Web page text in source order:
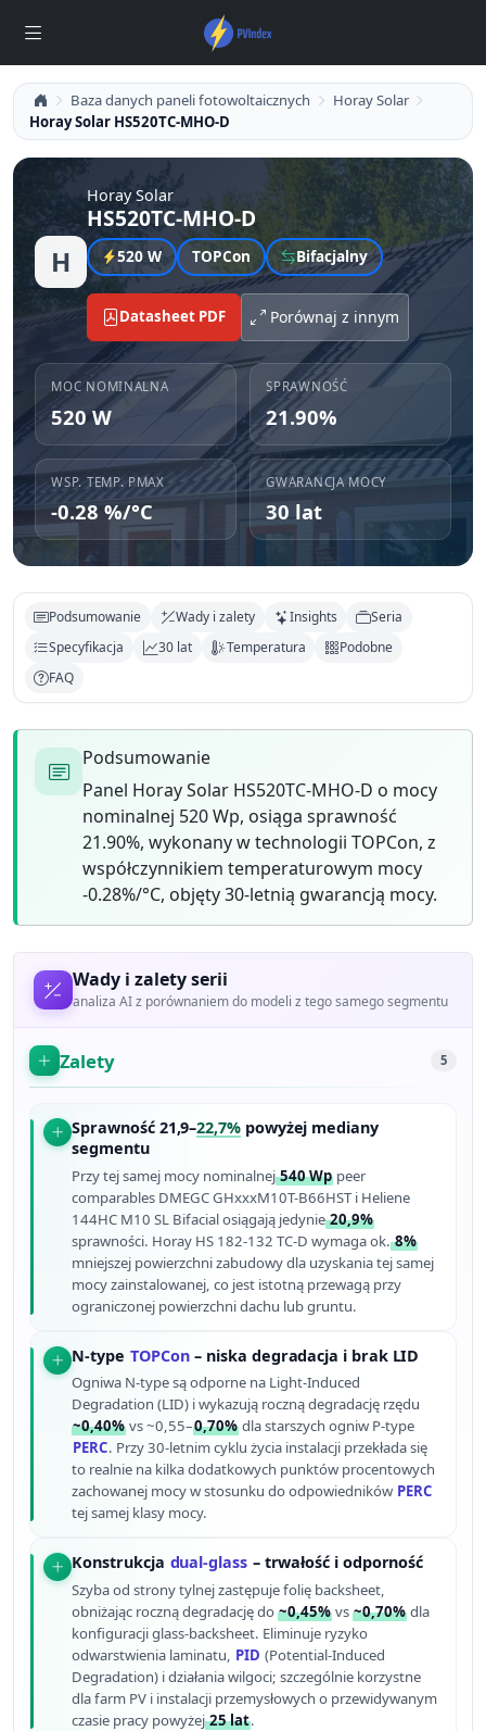
Baza danych paneli fotowoltaicznych
Horay Solar
Horay Solar HS520TC-MHO-D
H
Horay Solar
HS520TC-MHO-D
520 W TOPCon Bifacjalny
Datasheet PDF Porównaj z innym
MOC NOMINALNA
520 W
SPRAWNOŚĆ
21.90%
WSP. TEMP. PMAX
-0.28 %/°C
GWARANCJA MOCY
30 lat
Podsumowanie Wady i zalety Insights
Seria
Specyfikacja
30 lat Temperatura
Podobne
FAQ
Podsumowanie
Panel Horay Solar HS520TC-MHO-D o mocy
nominalnej 520 Wp, osiąga sprawność
21.90%, wykonany w technologii TOPCon, z
współczynnikiem temperaturowym mocy
-0.28%/°C, objęty 30-letnią gwarancją mocy.
Wady i zalety serii
analiza AI z porównaniem do modeli z tego samego segmentu
Zalety 5
Sprawność 21,9–22,7%powyżej mediany
segmentu
Przy tej samej mocy nominalnej540 Wp peer
comparables DMEGC GHxxxM10T-B66HST i Heliene
144HC M10 SL Bifacial osiągają jedynie20,9%
sprawności. Horay HS 182-132 TC-D wymaga ok.8%
mniejszej powierzchni zabudowy dla uzyskania tej samej
mocy zainstalowanej, co jest istotną przewagą przy
ograniczonej powierzchni dachu lub gruntu.
N-type TOPCon – niska degradacja i brak LID
Ogniwa N-type są odporne na Light-Induced
Degradation (LID) i wykazują roczną degradację rzędu
~0,40% vs ~0,55–0,70% dla starszych ogniw P-type
PERC. Przy 30-letnim cyklu życia instalacji przekłada się
to realnie na kilka dodatkowych punktów procentowych
zachowanej mocy w stosunku do odpowiedników PERC
tej samej klasy mocy.
Konstrukcja dual-glass – trwałość i odporność
Szyba od strony tylnej zastępuje folię backsheet,
obniżając roczną degradację do~0,45% vs~0,70% dla
konfiguracji glass-backsheet. Eliminuje ryzyko
odwarstwienia laminatu, PID (Potential-Induced
Degradation) i działania wilgoci; szczególnie korzystne
dla farm PV i instalacji przemysłowych o przewidywanym
czasie pracy powyżej25 lat.